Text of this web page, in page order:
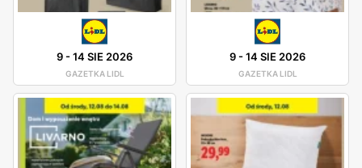
9-14 SIE 2026
GAZETKA LIDL
9-14 SIE 2026
GAZETKA LIDL